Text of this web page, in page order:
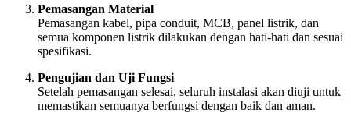
Pemasangan Material
Pemasangan kabel, pipa conduit, MCB, panel listrik, dan
semua komponen listrik dilakukan dengan hati-hati dan sesuai
spesifikasi.
Pengujian dan Uji Fungsi
Setelah pemasangan selesai, seluruh instalasi akan diuji untuk
memastikan semuanya berfungsi dengan baik dan aman.